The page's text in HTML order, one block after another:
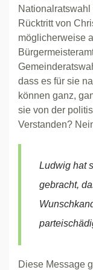
Rücktritt von
möglicherweise
dass es für sie
können ganz,
sie von der
Verstanden?
Ludwig hat
gebracht,
Diese Message